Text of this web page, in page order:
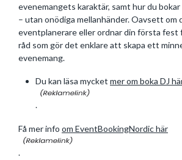
evenemangets karaktär, samt hur du
– utan onödiga mellanhänder. Oavsett om
eventplanerare eller ordnar din första fest
råd som gör det enklare att skapa ett
evenemang.
Du kan läsa mycket mer om boka DJ
.
Få mer info om EventBookingNordic här
.